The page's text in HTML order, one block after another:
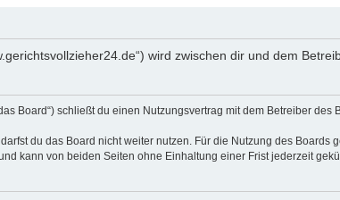
wird zwischen dir und dem
Board“) schließt du einen Nutzungsvertrag mit dem Betreiber
du das Board nicht weiter nutzen. Für die Nutzung des
kann von beiden Seiten ohne Einhaltung einer Frist jederzeit